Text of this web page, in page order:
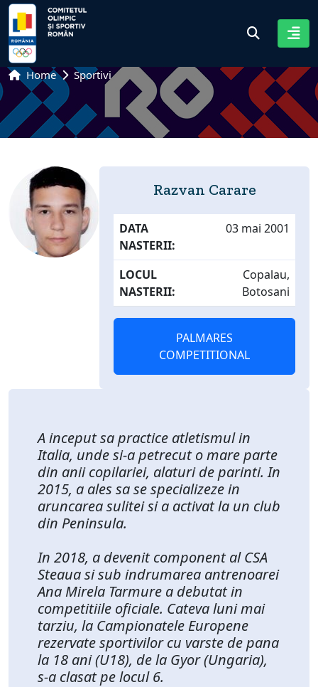
Home Sportivi
Razvan Carare
DATA
NASTERII:
03 mai 2001
LOCUL
NASTERII:
Copalau,
Botosani
PALMARES
COMPETITIONAL
A inceput sa practice atletismul in
Italia, unde si-a petrecut o mare parte
din anii copilariei, alaturi de parinti. In
2015, a ales sa se specializeze in
aruncarea sulitei si a activat la un club
din Peninsula.
In 2018, a devenit component al CSA
Steaua si sub indrumarea antrenoarei
Ana Mirela Tarmure a debutat in
competitiile oficiale. Cateva luni mai
tarziu, la Campionatele Europene
rezervate sportivilor cu varste de pana
la 18 ani (U18), de la Gyor (Ungaria),
s-a clasat pe locul 6.